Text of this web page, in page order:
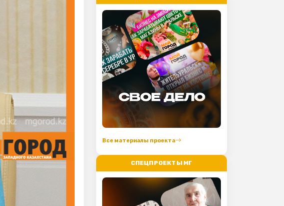
Все материалы проекта
СПЕЦПРОЕКТЫ МГ